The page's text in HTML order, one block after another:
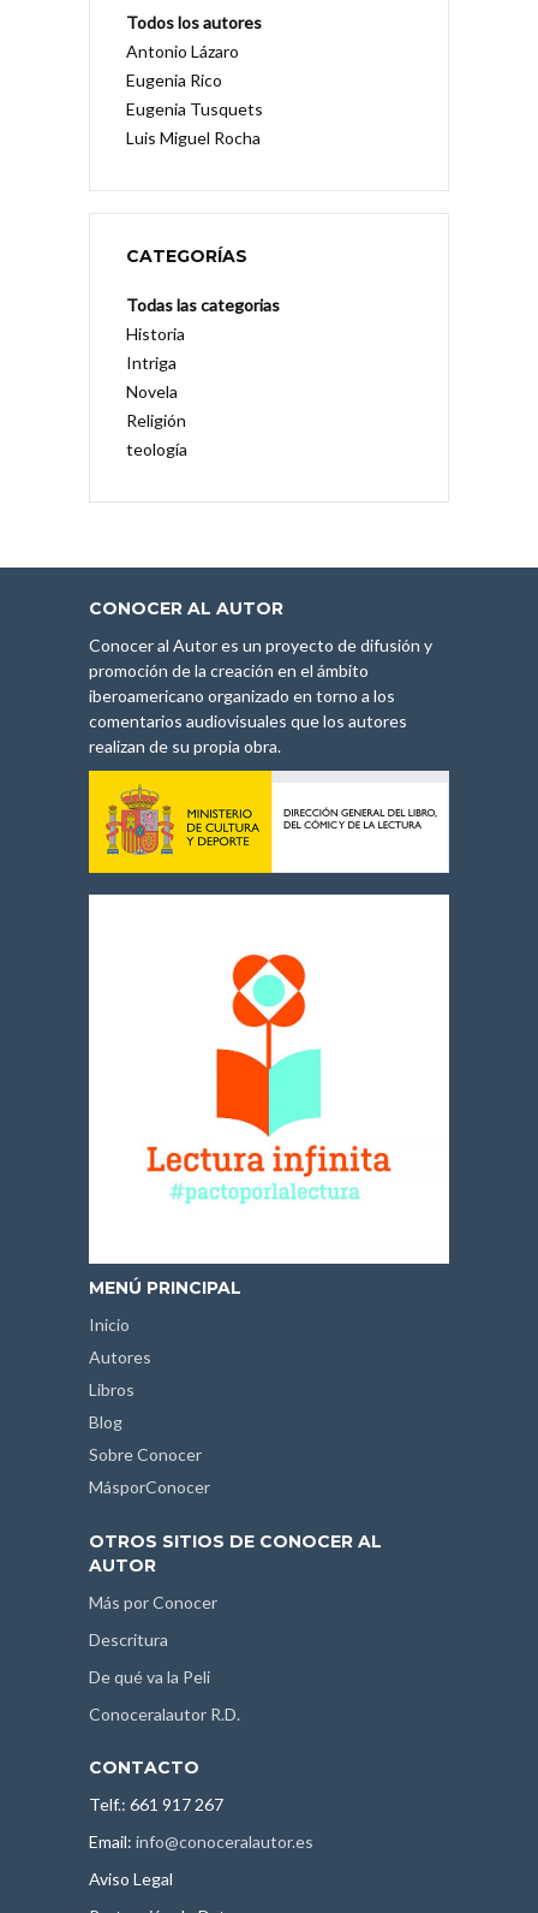
Todos los autores
Antonio Lázaro
Eugenia Rico
Eugenia Tusquets
Luis Miguel Rocha
CATEGORÍAS
Todas las categorias
Historia
Intriga
Novela
Religión
teología
CONOCER AL AUTOR
Conocer al Autor es un proyecto de difusión y
promoción de la creación en el ámbito
iberoamericano organizado en torno a los
comentarios audiovisuales que los autores
realizan de su propia obra.
MENÚ PRINCIPAL
Inicio
Autores
Libros
Blog
Sobre Conocer
MásporConocer
OTROS SITIOS DE CONOCER AL
AUTOR
Más por Conocer
Descritura
De qué va la Peli
Conoceralautor R.D.
CONTACTO
Telf.: 661 917 267
Email: info@conoceralautor.es
Aviso Legal